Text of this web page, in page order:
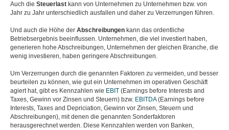
Auch die Steuerlast kann von Unternehmen zu Unternehmen bzw. von
Jahr zu Jahr unterschiedlich ausfallen und daher zu Verzerrungen führen.
Und auch die Höhe der Abschreibungen kann das ordentliche
Betriebsergebnis beeinflussen. Unternehmen, die viel investiert haben,
generieren hohe Abschreibungen, Unternehmen der gleichen Branche, die
wenig investieren, haben geringere Abschreibungen.
Um Verzerrungen durch die genannten Faktoren zu vermeiden, und besser
beurteilen zu können, wie gut ein Unternehmen im operativen Geschäft
agiert hat, gibt es Kennzahlen wie EBIT (Earnings before Interests and
Taxes, Gewinn vor Zinsen und Steuern) bzw. EBITDA(Earnings before
Interests, Taxes and Depriciation, Gewinn vor Zinsen, Steuern und
Abschreibungen), mit denen die genannten Sonderfaktoren
herausgerechnet werden. Diese Kennzahlen werden von Banken,